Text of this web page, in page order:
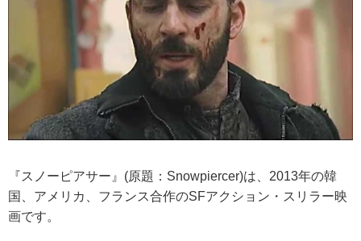
『スノーピアサー』(原題：Snowpiercer)は、2013年の韓
国、アメリカ、フランス合作のSFアクション・スリラー映
画です。